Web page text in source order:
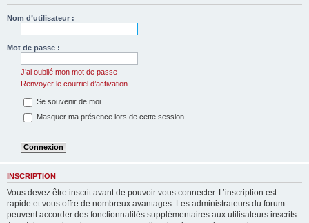
Nom d’utilisateur :
Mot de passe :
J’ai oublié mon mot de passe
Renvoyer le courriel d’activation
Se souvenir de moi
Masquer ma présence lors de cette session
INSCRIPTION
Vous devez être inscrit avant de pouvoir vous connecter. L’inscription est
rapide et vous offre de nombreux avantages. Les administrateurs du forum
peuvent accorder des fonctionnalités supplémentaires aux utilisateurs inscrits.